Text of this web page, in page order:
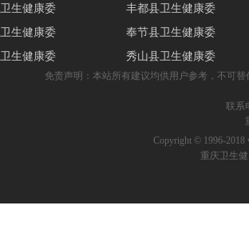
生健康委
丰都县卫生健康委
生健康委
奉节县卫生健康委
生健康委
秀山县卫生健康委
免责声明：本站所有建议均供用户参考，不可
联系
Copyright © 1996-2018
重庆卫生